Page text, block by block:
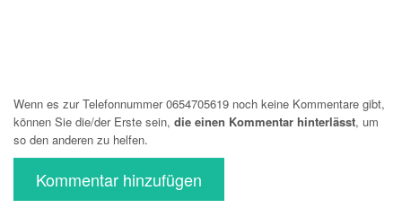
Wenn es zur Telefonnummer 0654705619 noch keine Kommentare gibt,
können Sie die/der Erste sein, die einen Kommentar hinterlässt, um
so den anderen zu helfen.
Kommentar hinzufügen